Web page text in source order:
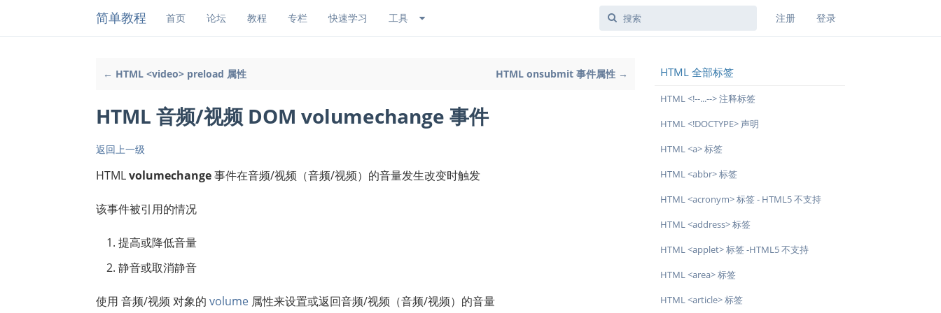
简单教程 首页 论坛 教程 专栏 快速学习 工具 注册 登录
← HTML <video> preload 属性 HTML onsubmit 事件属性 →
HTML 音频/视频 DOM volumechange 事件
返回上一级
HTMLvolumechange事件在音频/视频（音频/视频）的音量发生改变时触发
该事件被引用的情况
提高或降低音量
静音或取消静音
使用 音频/视频 对象的 volume 属性来设置或返回音频/视频（音频/视频）的音量
HTML 全部标签
HTML <!--...--> 注释标签
HTML <!DOCTYPE> 声明
HTML <a> 标签
HTML <abbr> 标签
HTML <acronym> 标签 - HTML5 不支持
HTML <address> 标签
HTML <applet> 标签 -HTML5 不支持
HTML <area> 标签
HTML <article> 标签